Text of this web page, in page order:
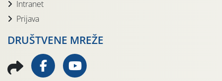
Intranet
Prijava
DRUŠTVENE MREŽE